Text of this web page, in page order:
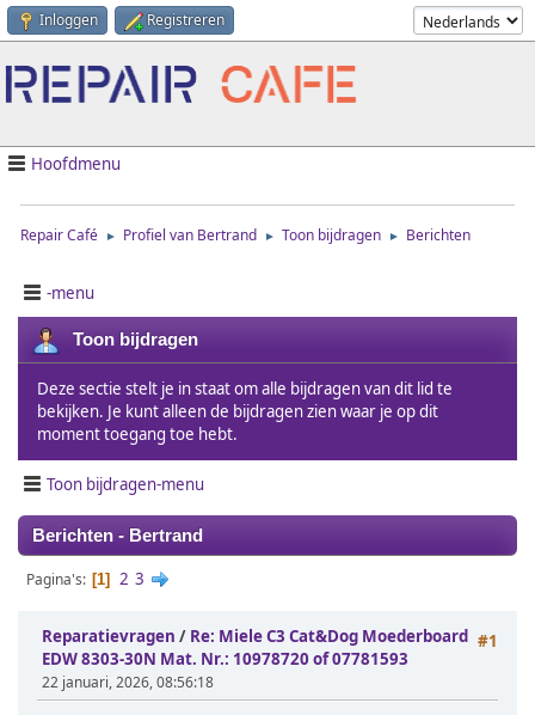
Inloggen Registreren
Hoofdmenu
Repair Café ► Profiel van Bertrand ► Toon bijdragen ► Berichten
-menu
Toon bijdragen
Deze sectie stelt je in staat om alle bijdragen van dit lid te
bekijken. Je kunt alleen de bijdragen zien waar je op dit
moment toegang toe hebt.
Toon bijdragen-menu
Berichten - Bertrand
Pagina's 1 2 3
#1
Reparatievragen / Re: Miele C3 Cat&Dog Moederboard
EDW 8303-30N Mat. Nr.: 10978720 of 07781593
22 januari, 2026, 08:56:18